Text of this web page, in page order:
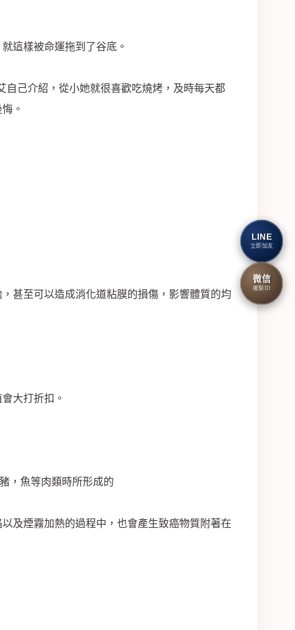
這樣被命運拖到了谷底。
自己介紹，從小她就很喜歡吃燒烤，及時每天都
。
甚至可以造成消化道粘膜的損傷，影響體質的均
大打折扣。
，魚等肉類時所形成的
及煙霧加熱的過程中，也會產生致癌物質附著在
LINE
立即加友
微信
複製ID